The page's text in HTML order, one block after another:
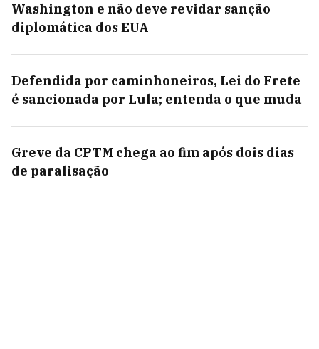
Washington e não deve revidar sanção
diplomática dos EUA
Defendida por caminhoneiros, Lei do Frete
é sancionada por Lula; entenda o que muda
Greve da CPTM chega ao fim após dois dias
de paralisação